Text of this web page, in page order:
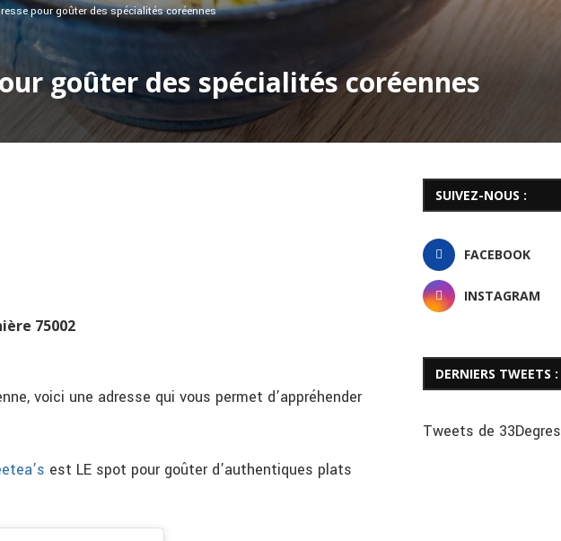
pour goûter des spécialités coréennes
goûter des spécialités coréennes
75002
voici une adresse qui vous permet d’appréhender
est LE spot pour goûter d’authentiques plats
SUIVEZ-NOUS :
FACEBOOK
INSTAGRAM
DERNIERS TWEETS :
Tweets de 33Degres